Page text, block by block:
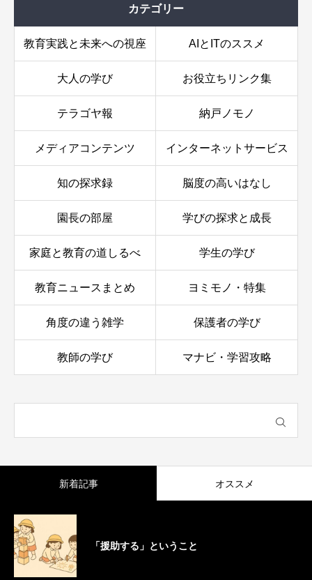
カテゴリー
教育実践と未来への視座 AIとITのススメ
大人の学び お役立ちリンク集
テラゴヤ報 納戸ノモノ
メディアコンテンツ インターネットサービス
知の探求録 脳度の高いはなし
園長の部屋 学びの探求と成長
家庭と教育の道しるべ 学生の学び
教育ニュースまとめ ヨミモノ・特集
角度の違う雑学 保護者の学び
教師の学び マナビ・学習攻略
新着記事 オススメ
「援助する」ということ